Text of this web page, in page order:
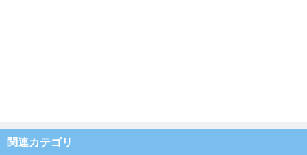
関連カテゴリ